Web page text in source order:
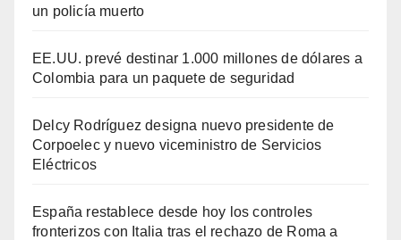
un policía muerto
EE.UU. prevé destinar 1.000 millones de dólares a
Colombia para un paquete de seguridad
Delcy Rodríguez designa nuevo presidente de
Corpoelec y nuevo viceministro de Servicios
Eléctricos
España restablece desde hoy los controles
fronterizos con Italia tras el rechazo de Roma a